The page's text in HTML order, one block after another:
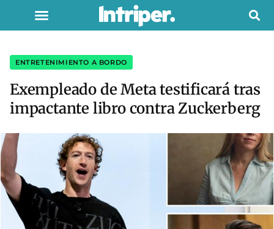
ENTRETENIMIENTO A BORDO
Exempleado de Meta testificará tras
impactante libro contra Zuckerberg